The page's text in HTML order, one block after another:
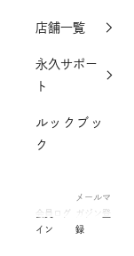
店舗一覧
永久サポー
ト
ルックブッ
ク
会員ログ
イン
メールマ
ガジン登
録